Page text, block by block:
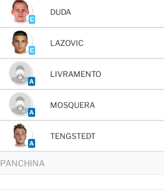
C
DUDA
C
LAZOVIC
A
LIVRAMENTO
A
MOSQUERA
A
TENGSTEDT
PANCHINA